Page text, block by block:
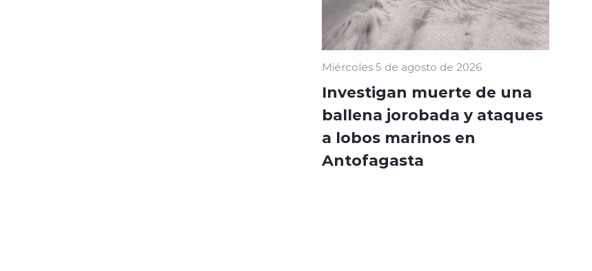
Miércoles 5 de agosto de 2026
Investigan muerte de una
ballena jorobada y ataques
a lobos marinos en
Antofagasta